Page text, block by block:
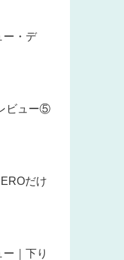
ー・デ
ビュー⑤
だけ
｜下り